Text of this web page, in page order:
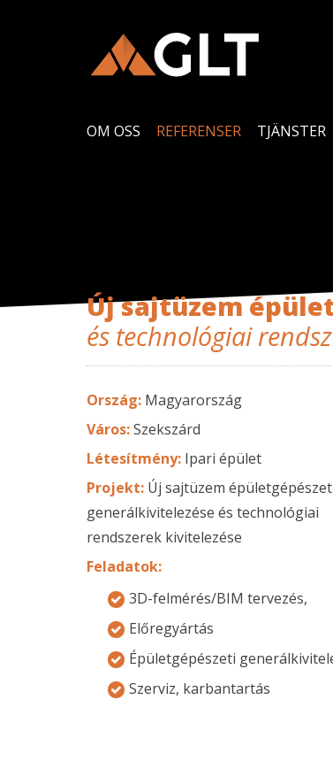
OM OSS REFERENSER TJÄNSTER
Új sajtüzem
és technológiai
Ország: Magyarország
Város:Szekszárd
Létesítmény: Ipari épület
Projekt: Új sajtüzem
generálkivitelezése és technológiai
rendszerek kivitelezése
Feladatok:
3D-felmérés/BIM tervezés,
Előregyártás
Épületgépészeti
Szerviz, karbantartás